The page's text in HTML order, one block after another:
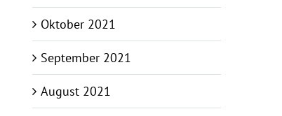
Oktober 2021
September 2021
August 2021